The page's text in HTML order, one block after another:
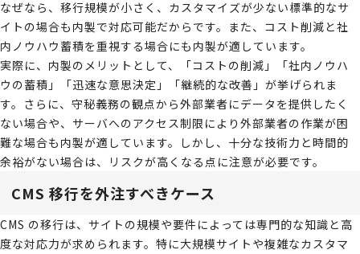
なぜなら、移行規模が小さく、カスタマイズが少ない標準的なサ
イトの場合も内製で対応可能だからです。また、コスト削減と社
内ノウハウ蓄積を重視する場合にも内製が適しています。
実際に、内製のメリットとして、「コストの削減」「社内ノウハ
ウの蓄積」「迅速な意思決定」「継続的な改善」が挙げられま
す。さらに、守秘義務の観点から外部業者にデータを提供したく
ない場合や、サーバへのアクセス制限により外部業者の作業が困
難な場合も内製が適しています。しかし、十分な技術力と時間的
余裕がない場合は、リスクが高くなる点に注意が必要です。
CMS 移行を外注すべきケース
CMS の移行は、サイトの規模や要件によっては専門的な知識と高
度な対応力が求められます。特に大規模サイトや複雑なカスタマ